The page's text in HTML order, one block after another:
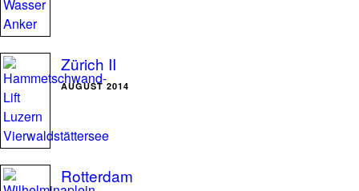
Zürich II
AUGUST 2014
Rotterdam